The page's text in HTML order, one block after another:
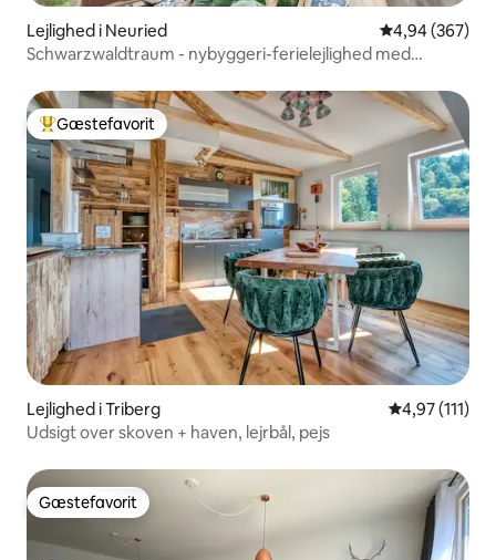
Lejlighed i Neuried 4,94 ud af 5 i
4,94 (367)
Schwarzwaldtraum - nybyggeri-ferielejlighed med
Bedste gæstefavorit
Gæstefavorit
Lejlighed i Triberg 4,97 ud af 5 i
4,97 (111)
Udsigt over skoven + haven, lejrbål, pejs
Gæstefavorit
Gæstefavorit